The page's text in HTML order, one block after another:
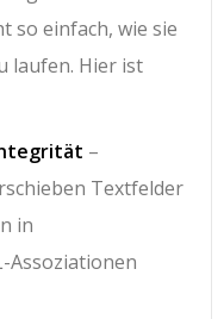
so einfach, wie sie
laufen. Hier ist
–
Textfelder
in
Assoziationen